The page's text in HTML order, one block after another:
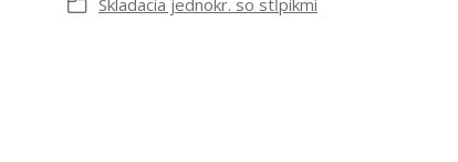
Skladacia jednokr. so stĺpikmi